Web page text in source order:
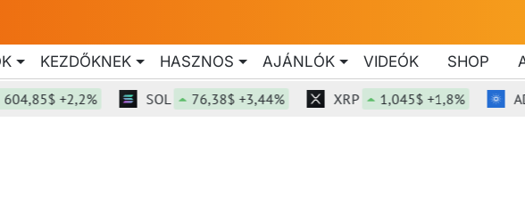
KEZDŐKNEK HASZNOS AJÁNLÓK VIDEÓK SHOP
+2,2% SOL 76,38$ +3,44% XRP 1,045$ +1,8% ADA